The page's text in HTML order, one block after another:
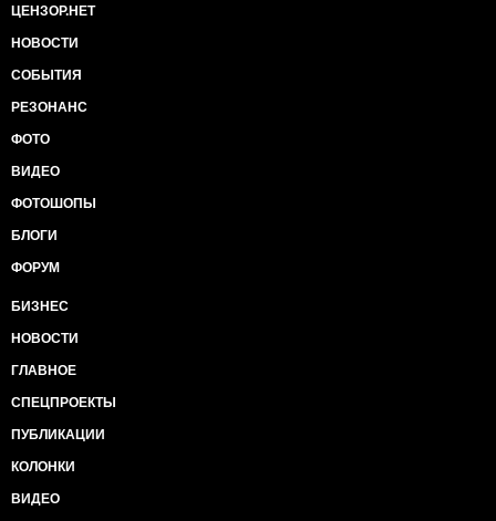
ЦЕНЗОР.НЕТ
НОВОСТИ
СОБЫТИЯ
РЕЗОНАНС
ФОТО
ВИДЕО
ФОТОШОПЫ
БЛОГИ
ФОРУМ
БИЗНЕС
НОВОСТИ
ГЛАВНОЕ
СПЕЦПРОЕКТЫ
ПУБЛИКАЦИИ
КОЛОНКИ
ВИДЕО